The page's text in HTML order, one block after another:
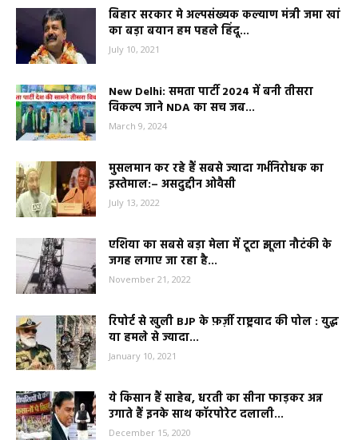
बिहार सरकार मे अल्पसंख्यक कल्याण मंत्री जमा खां
का बड़ा बयान हम पहले हिंदू...
July 10, 2021
New Delhi: समता पार्टी 2024 में बनी तीसरा
विकल्प जाने NDA का सच जब...
March 9, 2024
मुसलमान कर रहे हैं सबसे ज्यादा गर्भनिरोधक का
इस्तेमाल:– असदुद्दीन ओवैसी
July 13, 2022
एशिया का सबसे बड़ा मेला में टूटा झूला नौटंकी के
जगह लगाए जा रहा है...
November 21, 2022
रिपोर्ट से खुली BJP के फ़र्ज़ी राष्ट्रवाद की पोल : युद्ध
या हमले से ज्यादा...
January 10, 2021
ये किसान हैं साहेब, धरती का सीना फाड़कर अन्न
उगाते हैं इनके साथ कॉरपोरेट दलाली...
December 15, 2020